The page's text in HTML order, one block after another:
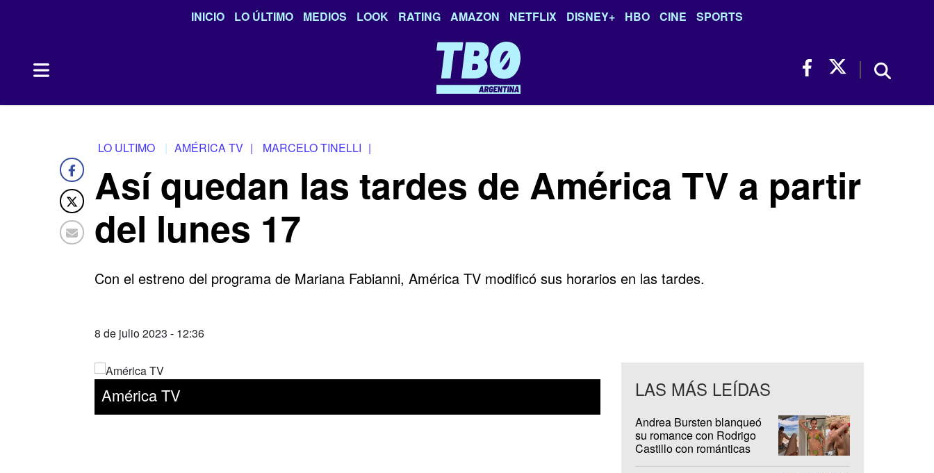
INICIO LO ÚLTIMO MEDIOS LOOK RATING AMAZON NETFLIX DISNEY+ HBO CINE SPORTS
LO ULTIMO AMÉRICA TV | MARCELO TINELLI |
Así quedan las tardes de América TV a partir
del lunes 17
Con el estreno del programa de Mariana Fabianni, América TV modificó sus horarios en las tardes.
8 de julio 2023 - 12:36
América TV LAS MÁS LEÍDAS
Andrea Bursten blanqueó
su romance con Rodrigo
Castillo con románticas